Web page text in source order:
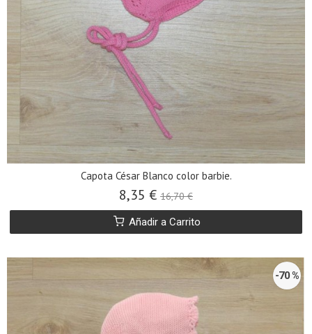
Capota César Blanco color barbie.
8,35 € 16,70 €
Añadir a Carrito
-70 %